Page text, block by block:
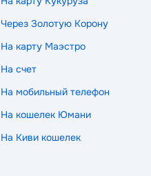
Через Золотую Корону
На карту Маэстро
На счет
На мобильный телефон
На кошелек Юмани
На Киви кошелек